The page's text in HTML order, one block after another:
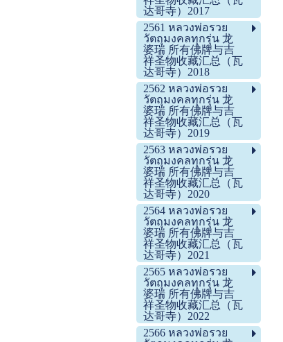
达哥寺）2017
2561 หลวงพ่อรวย
วัตถุมงคลทุกรุ่น 龙
婆瑞 所有佛牌与吉
祥圣物收藏汇总（瓦
达哥寺）2018
2562 หลวงพ่อรวย
วัตถุมงคลทุกรุ่น 龙
婆瑞 所有佛牌与吉
祥圣物收藏汇总（瓦
达哥寺）2019
2563 หลวงพ่อรวย
วัตถุมงคลทุกรุ่น 龙
婆瑞 所有佛牌与吉
祥圣物收藏汇总（瓦
达哥寺）2020
2564 หลวงพ่อรวย
วัตถุมงคลทุกรุ่น 龙
婆瑞 所有佛牌与吉
祥圣物收藏汇总（瓦
达哥寺）2021
2565 หลวงพ่อรวย
วัตถุมงคลทุกรุ่น 龙
婆瑞 所有佛牌与吉
祥圣物收藏汇总（瓦
达哥寺）2022
2566 หลวงพ่อรวย